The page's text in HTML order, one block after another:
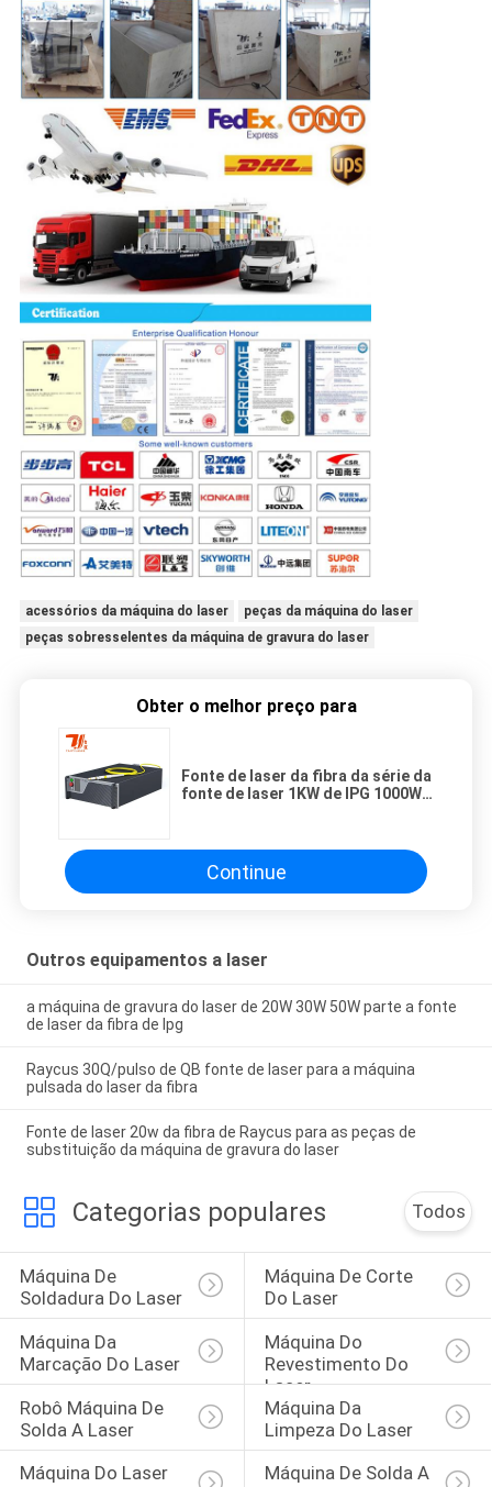
acessórios da máquina do laser
peças da máquina do laser
peças sobresselentes da máquina de gravura do laser
Obter o melhor preço para
Fonte de laser da fibra da série da
fonte de laser 1KW de IPG 1000W
Continue
Outros equipamentos a laser
a máquina de gravura do laser de 20W 30W 50W parte a fonte
de laser da fibra de Ipg
Raycus 30Q/pulso de QB fonte de laser para a máquina
pulsada do laser da fibra
Fonte de laser 20w da fibra de Raycus para as peças de
substituição da máquina de gravura do laser
Categorias populares Todos
Máquina De
Soldadura Do Laser
Máquina De Corte
Do Laser
Máquina Da
Marcação Do Laser
Máquina Do
Revestimento Do
Laser
Robô Máquina De
Solda A Laser
Máquina Da
Limpeza Do Laser
Máquina Do Laser
Máquina De Solda A